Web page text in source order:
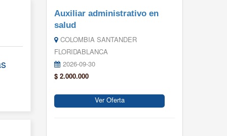
Auxiliar administrativo en
salud
COLOMBIA SANTANDER
FLORIDABLANCA
2026-09-30
$ 2.000.000
Ver Oferta